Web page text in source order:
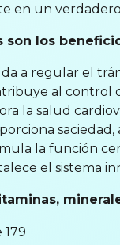
en un
son los
a regular el
al control
la salud
la función
el sistema